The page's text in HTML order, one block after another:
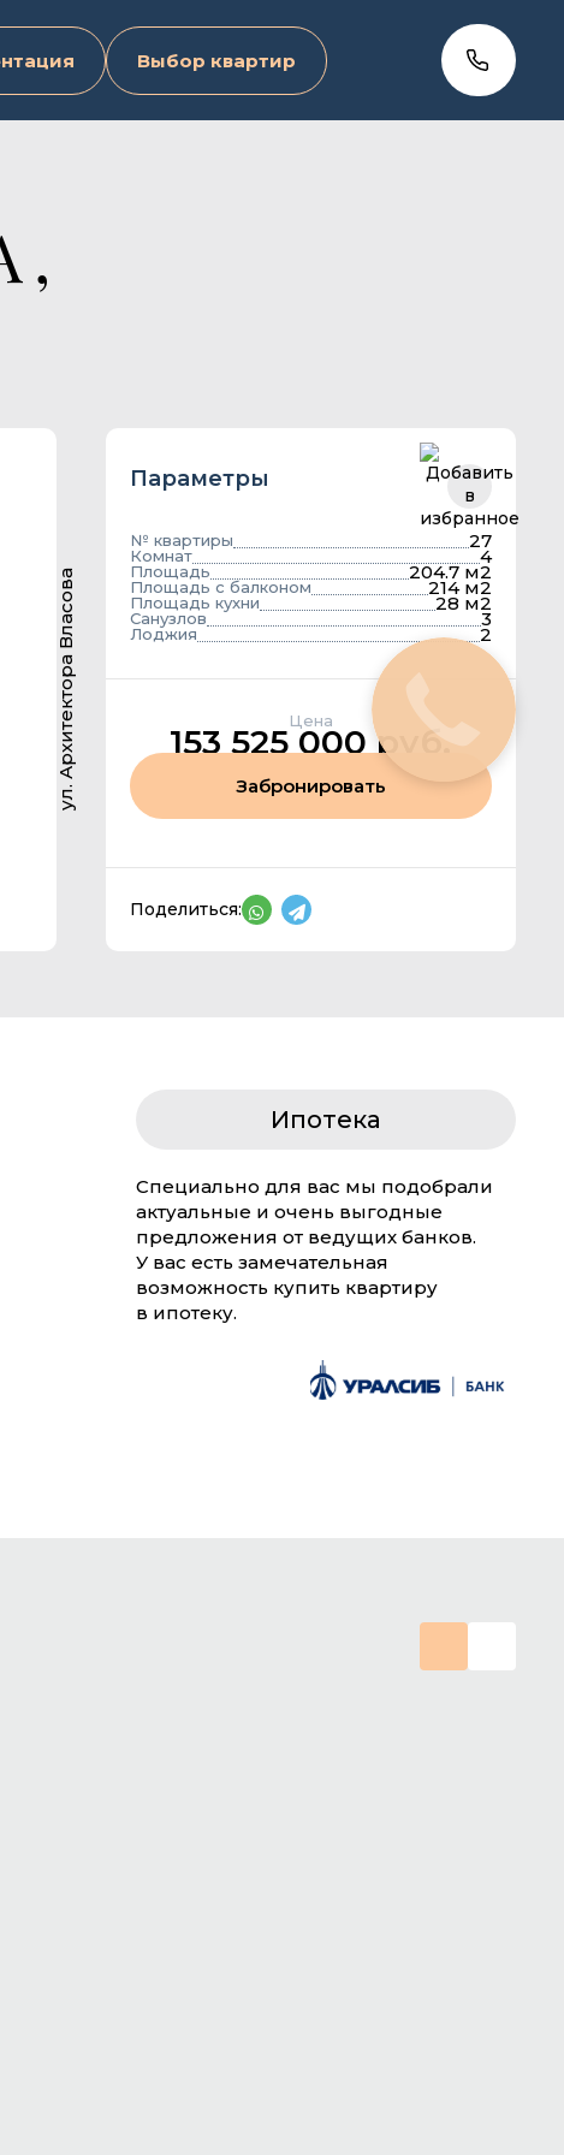
Выбор квартир
ул. Архитектора Власова
Параметры
№ квартиры 27
Комнат 4
Площадь 204.7 м2
Площадь с балконом 214 м2
Площадь кухни 28 м2
Санузлов 3
Лоджия 2
Цена
153 525 000 руб.
Забронировать
Поделиться:
Ипотека
Специально для вас мы подобрали
актуальные и очень выгодные
предложения от ведущих банков.
У вас есть замечательная
возможность купить квартиру
в ипотеку.